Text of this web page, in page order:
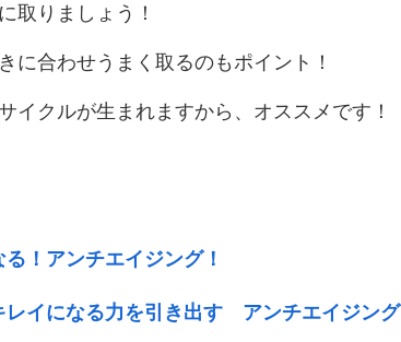
取りましょう！
に合わせうまく取るのもポイント！
イクルが生まれますから、オススメです！
！アンチエイジング！
レイになる力を引き出す アンチエイジング